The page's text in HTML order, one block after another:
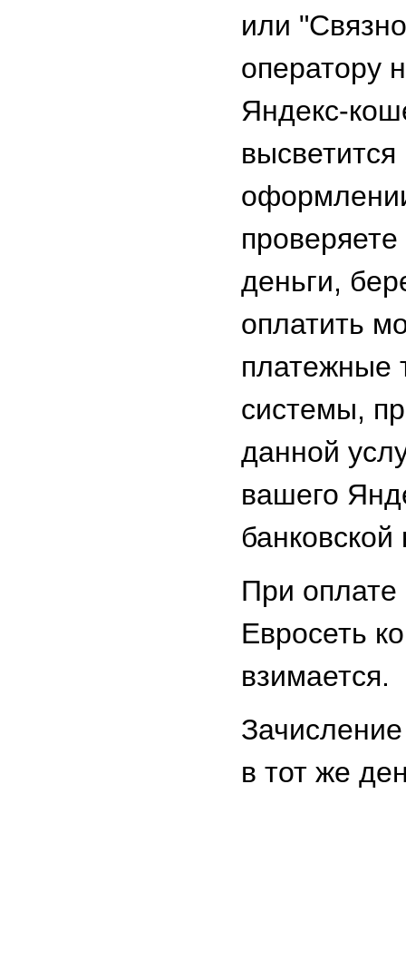
или
оператору
Яндекс-
проверяете
деньги,
оплатить
платежные
системы,
данной
вашего
банковской
При оплате
Евросеть
взимается.
в тот же